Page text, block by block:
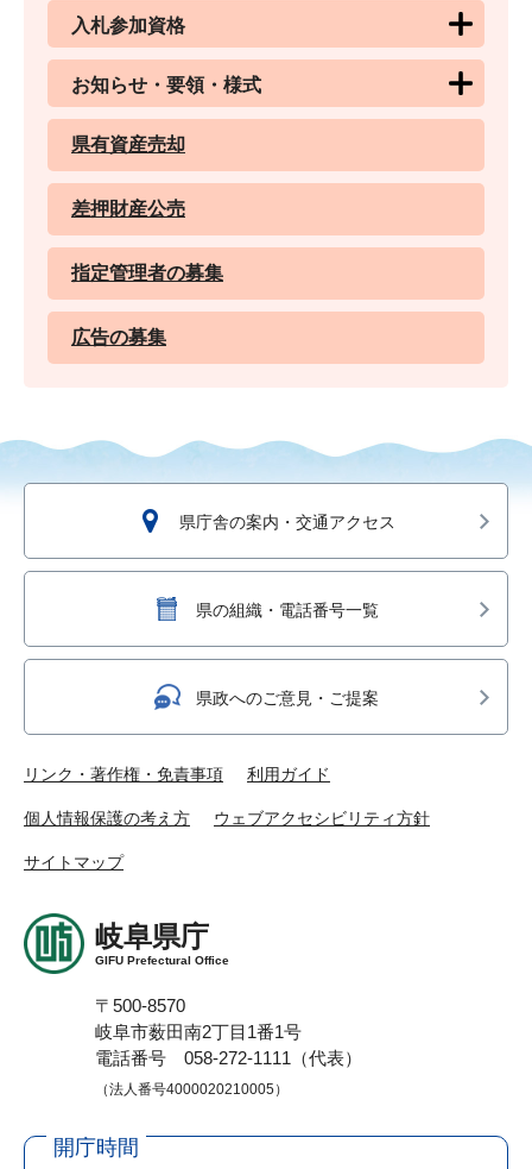
入札参加資格
お知らせ・要領・様式
県有資産売却
差押財産公売
指定管理者の募集
広告の募集
県庁舎の案内・交通アクセス
県の組織・電話番号一覧
県政へのご意見・ご提案
リンク・著作権・免責事項 利用ガイド
個人情報保護の考え方 ウェブアクセシビリティ方針
サイトマップ
岐阜県庁
GIFU Prefectural Office
〒500-8570
岐阜市薮田南2丁目1番1号
電話番号 058-272-1111（代表）
（法人番号4000020210005）
開庁時間